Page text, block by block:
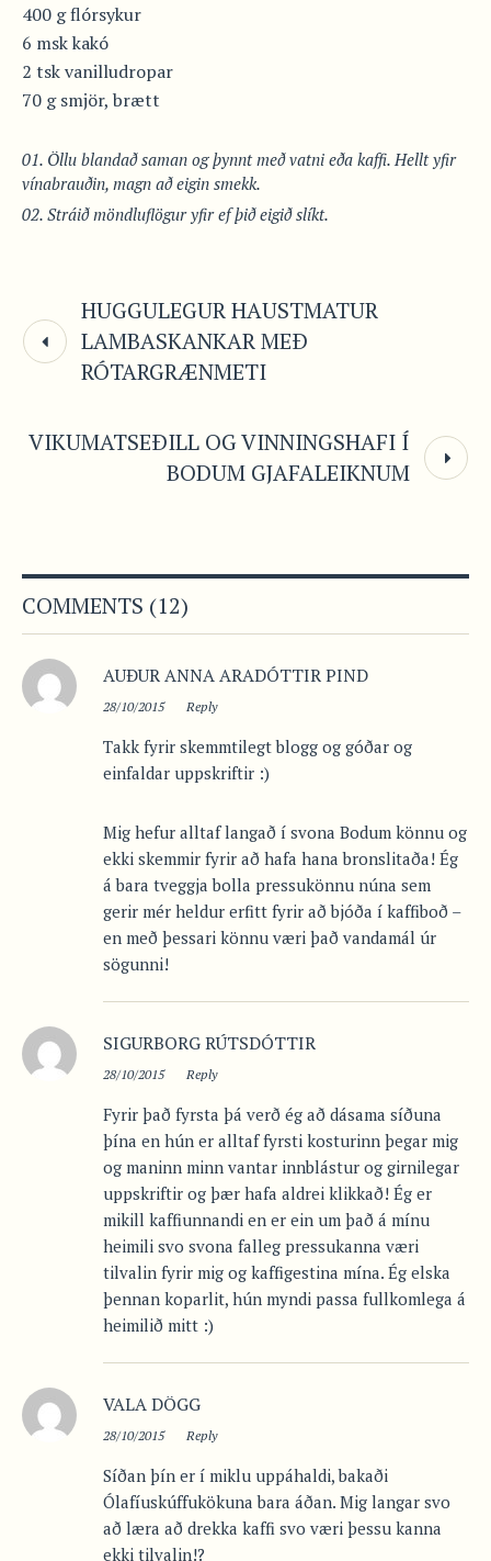
400 g flórsykur
6 msk kakó
2 tsk vanilludropar
70 g smjör, brætt
Öllu blandað saman og þynnt með vatni eða kaffi. Hellt yfir
vínabrauðin, magn að eigin smekk.
Stráið möndluflögur yfir ef þið eigið slíkt.
HUGGULEGUR HAUSTMATUR
LAMBASKANKAR MEÐ
RÓTARGRÆNMETI
VIKUMATSEÐILL OG VINNINGSHAFI Í
BODUM GJAFALEIKNUM
COMMENTS (12)
AUÐUR ANNA ARADÓTTIR PIND
28/10/2015 Reply
Takk fyrir skemmtilegt blogg og góðar og
einfaldar uppskriftir :)
Mig hefur alltaf langað í svona Bodum könnu og
ekki skemmir fyrir að hafa hana bronslitaða! Ég
á bara tveggja bolla pressukönnu núna sem
gerir mér heldur erfitt fyrir að bjóða í kaffiboð –
en með þessari könnu væri það vandamál úr
sögunni!
SIGURBORG RÚTSDÓTTIR
28/10/2015 Reply
Fyrir það fyrsta þá verð ég að dásama síðuna
þína en hún er alltaf fyrsti kosturinn þegar mig
og maninn minn vantar innblástur og girnilegar
uppskriftir og þær hafa aldrei klikkað! Ég er
mikill kaffiunnandi en er ein um það á mínu
heimili svo svona falleg pressukanna væri
tilvalin fyrir mig og kaffigestina mína. Ég elska
þennan koparlit, hún myndi passa fullkomlega á
heimilið mitt :)
VALA DÖGG
28/10/2015 Reply
Síðan þín er í miklu uppáhaldi, bakaði
Ólafíuskúffukökuna bara áðan. Mig langar svo
að læra að drekka kaffi svo væri þessu kanna
ekki tilvalin!?